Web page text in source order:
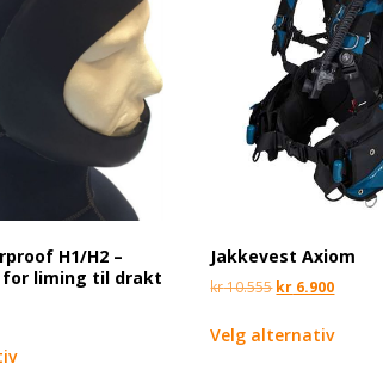
H1/H2 –
for liming til drakt
Jakkevest Axiom
kr10.555 kr 6.900
Velg alternativ